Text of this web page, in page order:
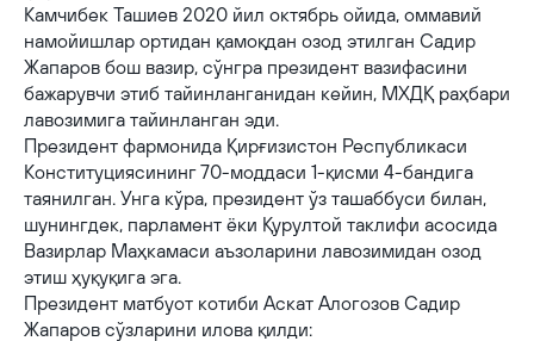
Камчибек Ташиев 2020 йил октябрь ойида, оммавий
намойишлар ортидан қамоқдан озод этилган Садир
Жапаров бош вазир, сўнгра президент вазифасини
бажарувчи этиб тайинланганидан кейин, МХДҚ раҳбари
лавозимига тайинланган эди.
Президент фармонида Қирғизистон Республикаси
Конституциясининг 70-моддаси 1-қисми 4-бандига
таянилган. Унга кўра, президент ўз ташаббуси билан,
шунингдек, парламент ёки Қурултой таклифи асосида
Вазирлар Маҳкамаси аъзоларини лавозимидан озод
этиш ҳуқуқига эга.
Президент матбуот котиби Аскат Алогозов Садир
Жапаров сўзларини илова қилди: